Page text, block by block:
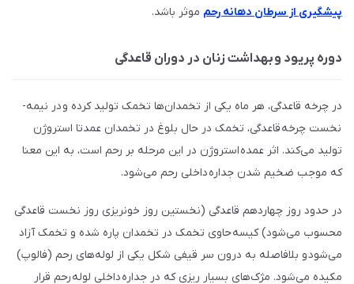
پیشگیری از سرطان دهانه رحم موثر باشد.
دوره پریود و بهداشت زنان در دوران قاعدگی
در چرخه قاعدگی، هر ماه یکی از تخمدان­‌ها تخمک تولید کرده و در نیمه­
نخست چرخه­ قاعدگی، تخمک در حال بلوغ در تخمدان عمدتا استروژن
تولید می­‌کند. اثر عمده­ استروژن در این مرحله بر رحم است، به این معنا
که موجب ضخیم­ شدن جداره­ داخلی رحم ‌می‌­شود.
در حدود روز چهاردهم قاعدگی (نخستین روز خونریزی روز نخست قاعدگی
محسوب می‌شود) کیسه­ حاوی تخمک در تخمدان پاره شده و تخمک آزاد
می‌شود و بلافاصله به درون سر قیفی شکل یکی از لوله­‌های رحم (فالوپ)
مکیده می‌­شود. مژک‌­های بسیار ریزی که در جداره­ داخلی لوله­ رحم قرار